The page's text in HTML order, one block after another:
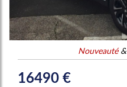
Nouveauté&
16490 €